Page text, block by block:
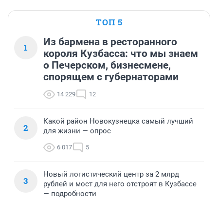
ТОП 5
1
Из бармена в ресторанного
короля Кузбасса: что мы знаем
о Печерском, бизнесмене,
спорящем с губернаторами
14 229 12
2
Какой район Новокузнецка самый лучший
для жизни — опрос
6 017 5
3
Новый логистический центр за 2 млрд
рублей и мост для него отстроят в Кузбассе
— подробности